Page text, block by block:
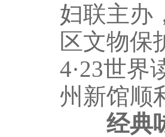
妇联主办
区文物保
4·23世界
州新馆顺
经典咏